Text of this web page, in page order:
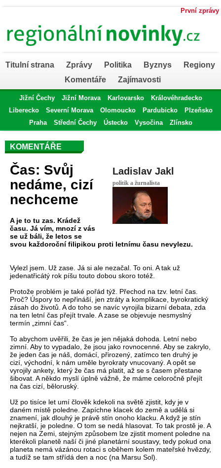
První zprávy
Titulní strana Zprávy Politika Byznys
Regiony
Komentáře
Zajímavosti
Jižní Čechy Jižní Morava Karlovarsko
Královéhradecko
Liberecko
Severní Morava Olomoucko Pardubicko
Plzeňsko
Praha
Střední Čechy Ústecko Vysočina Zlínsko
KOMENTÁŘE
Ladislav Jakl
politik a žurnalista
Čas: Svůj
nedáme, cizí
nechceme
A je to tu zas. Krádež
času. Já vím, mnozí z vás
se už báli, že letos se
svou každoroční filipikou proti letnímu času nevylezu.
Vylezl jsem. Už zase. Já si ale nezačal. To oni. A tak už
jedenatřicátý rok píšu touto dobou skoro totéž.
Protože problém je také pořád týž. Přechod na tzv. letní čas.
Proč? Úspory to nepřináší, jen ztráty a komplikace, byrokratický
zásah do životů. A do toho se navíc vyrojila bizarní debata, zda
na ten letní čas přejít trvale. A zase se objevuje nesmyslný
termín „zimní čas“.
To abychom uvěřili, že čas je jen nějaká dohoda. Letní nebo
zimní. Aby to vypadalo, že jsou jako rovnocenné. Aby se zakrylo,
že jeden čas je náš, domácí, přirozený, zatímco ten druhý je
cizí, východní, k nám uměle byrokraty vnucovaný. A opět se
vyrojily ankety, který že čas má platit, až se s časem přestane
šibovat. A někdo myslí úplně vážně, že máme celoročně přejít
na čas cizí, běloruský.
Už po tisíce let umí člověk kdekoli na světě zjistit, kdy je v
daném místě poledne. Zapíchne klacek do země a udělá si
znamení, jak dlouhý je právě stín onoho klacku. A když je stín
nejkratší, je poledne. O tom se nedá hlasovat. To tak prostě je. A
nejen na Zemi, stejným způsobem lze zjistit moment poledne na
kterékoli planetě naší či jiné planetární soustavy, tedy pokud ona
planeta nemá vázánou rotaci s oběhem kolem mateřské hvězdy,
a tudíž se tam střídá den a noc (na Marsu Sol).